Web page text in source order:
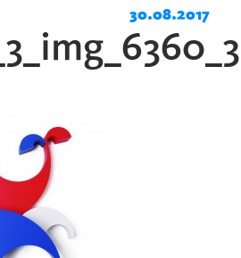
30.08.2017